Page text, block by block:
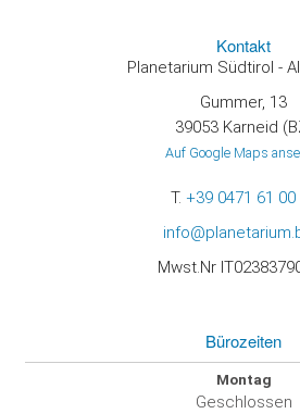
Kontakt
Planetarium Südtirol -
Gummer, 13
39053 Karneid
Auf Google Maps
T. +39 0471 61 00
Mwst.Nr
Bürozeiten
Montag
Geschlossen